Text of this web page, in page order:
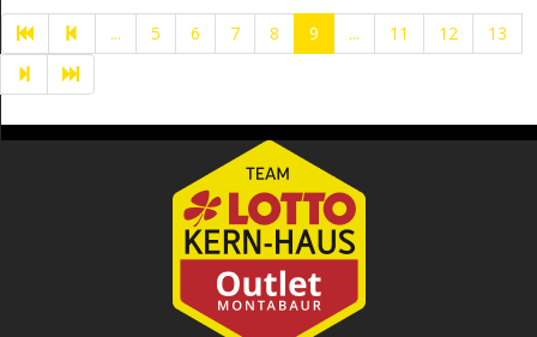
... 5 6 7 8 9 ... 11 12 13